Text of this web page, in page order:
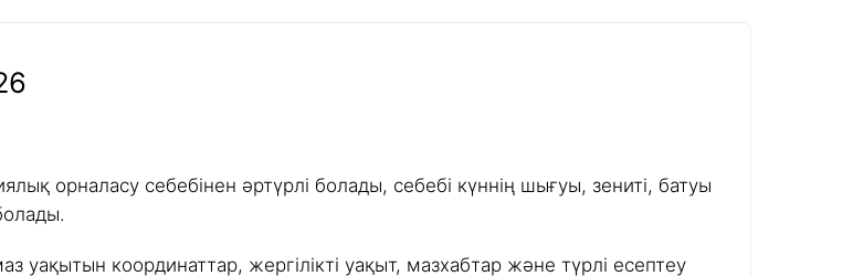
орналасу себебінен әртүрлі болады, себебі күннің шығуы, зениті, батуы
уақытын координаттар, жергілікті уақыт, мазхабтар және түрлі есептеу